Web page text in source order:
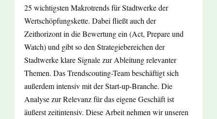
25 wichtigsten Makrotrends für Stadtwerke der
Wertschöpfungskette. Dabei fließt auch der
Zeithorizont in die Bewertung ein (Act, Prepare und
Watch) und gibt so den Strategiebereichen der
Stadtwerke klare Signale zur Ableitung relevanter
Themen. Das Trendscouting-Team beschäftigt sich
außerdem intensiv mit der Start-up-Branche. Die
Analyse zur Relevanz für das eigene Geschäft ist
äußerst zeitintensiv. Diese Arbeit nehmen wir unseren